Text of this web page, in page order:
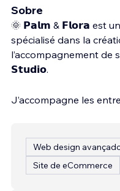
Sobre
🌞 𝗣𝗮𝗹𝗺 & 𝗙𝗹𝗼𝗿𝗮 est
spécialisé dans la
l’accompagnement
𝗦𝘁𝘂𝗱𝗶𝗼.
J’accompagne les
Web design
Site de eCommerce